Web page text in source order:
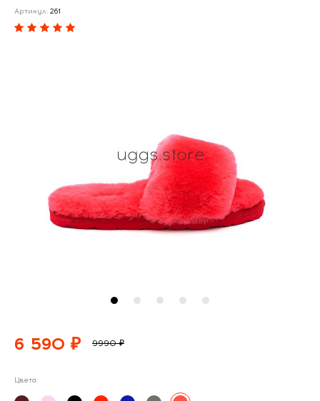
Артикул: 261
6 590 ₽ 9990 ₽
Цвета: